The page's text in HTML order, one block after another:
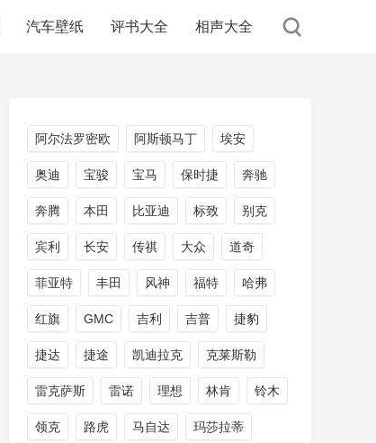
汽车壁纸 评书大全 相声大全
阿尔法罗密欧 阿斯顿马丁 埃安
奥迪 宝骏 宝马 保时捷 奔驰
奔腾 本田 比亚迪 标致 别克
宾利 长安 传祺 大众 道奇
菲亚特 丰田 风神 福特 哈弗
红旗 GMC 吉利 吉普 捷豹
捷达 捷途 凯迪拉克 克莱斯勒
雷克萨斯 雷诺 理想 林肯 铃木
领克 路虎 马自达 玛莎拉蒂